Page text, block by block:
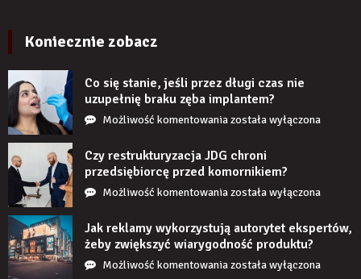
zamontowaniu?
Koniecznie zobacz
Co się stanie, jeśli przez długi czas nie
uzupełnię braku zęba implantem?
Możliwość komentowaniaCo
stanie,
jeśli
przez
czas
nie
uzupełnię
braku
została wyłączona
Czy restrukturyzacja JDG chroni
przedsiębiorcę przed komornikiem?
Możliwość komentowaniaCzy
JDG
chroni
przedsiębiorcę
została wyłączona
Jak reklamy wykorzystują autorytet ekspertów,
żeby zwiększyć wiarygodność produktu?
Możliwość komentowaniaJak
została wyłączona